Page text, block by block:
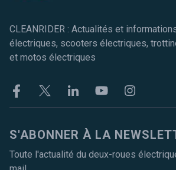
CLEANRIDER : Actualités et
électriques, scooters électriques,
et motos électriques
FacebookTwitter LinkekinYoutubeInstagram
S'ABONNER À LA
Toute l'actualité du deux-roues